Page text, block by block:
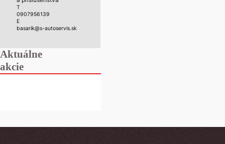
T
0907956139
E
basarik@s-autoservis.sk
Aktuálne
akcie